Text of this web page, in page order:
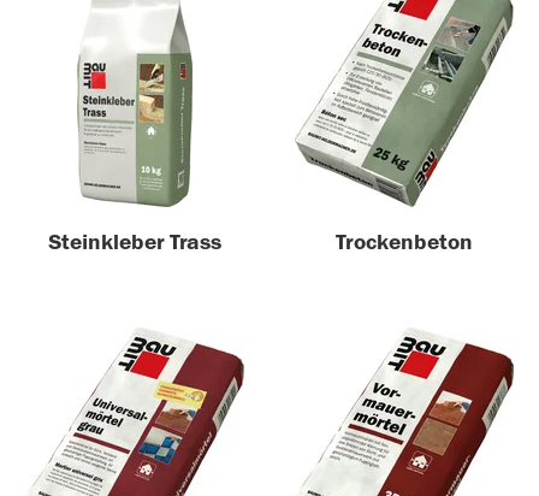
Steinkleber Trass Trockenbeton